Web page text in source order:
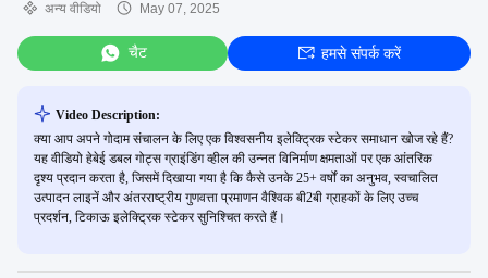
अन्य वीडियो May 07, 2025
चैट हमसे संपर्क करें
Video Description:
क्या आप अपने गोदाम संचालन के लिए एक विश्वसनीय इलेक्ट्रिक स्टेकर समाधान खोज रहे हैं?
यह वीडियो हेबेई डबल गोट्स ग्राइंडिंग व्हील की उन्नत विनिर्माण क्षमताओं पर एक आंतरिक
दृश्य प्रदान करता है, जिसमें दिखाया गया है कि कैसे उनके 25+ वर्षों का अनुभव, स्वचालित
उत्पादन लाइनें और अंतरराष्ट्रीय गुणवत्ता प्रमाणन वैश्विक बी2बी ग्राहकों के लिए उच्च
प्रदर्शन, टिकाऊ इलेक्ट्रिक स्टेकर सुनिश्चित करते हैं।